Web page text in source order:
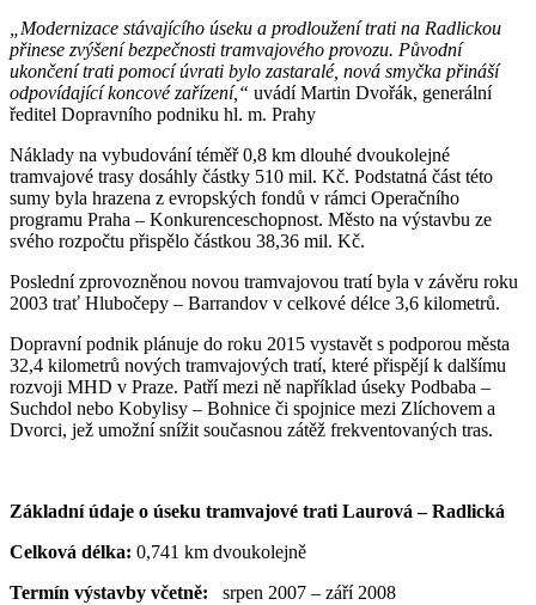
„Modernizace stávajícího úseku a prodloužení trati na Radlickou
přinese zvýšení bezpečnosti tramvajového provozu. Původní
ukončení trati pomocí úvrati bylo zastaralé, nová smyčka přináší
odpovídající koncové zařízení,“ uvádí Martin Dvořák, generální
ředitel Dopravního podniku hl. m. Prahy
Náklady na vybudování téměř 0,8 km dlouhé dvoukolejné
tramvajové trasy dosáhly částky 510 mil. Kč. Podstatná část této
sumy byla hrazena z evropských fondů v rámci Operačního
programu Praha – Konkurenceschopnost. Město na výstavbu ze
svého rozpočtu přispělo částkou 38,36 mil. Kč.
Poslední zprovozněnou novou tramvajovou tratí byla v závěru roku
2003 trať Hlubočepy – Barrandov v celkové délce 3,6 kilometrů.
Dopravní podnik plánuje do roku 2015 vystavět s podporou města
32,4 kilometrů nových tramvajových tratí, které přispějí k dalšímu
rozvoji MHD v Praze. Patří mezi ně například úseky Podbaba –
Suchdol nebo Kobylisy – Bohnice či spojnice mezi Zlíchovem a
Dvorci, jež umožní snížit současnou zátěž frekventovaných tras.
Základní údaje o úseku tramvajové trati Laurová – Radlická
Celková délka: 0,741 km dvoukolejně
Termín výstavby včetně: srpen 2007 – září 2008